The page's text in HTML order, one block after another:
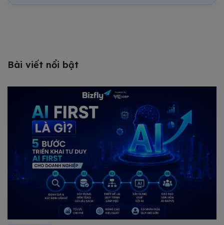
Bài viết nổi bật